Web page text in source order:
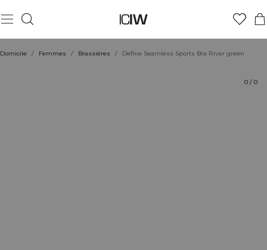
Domicile / Femmes / Brassières / Define Seamless Sports Bra River green
0 / 0